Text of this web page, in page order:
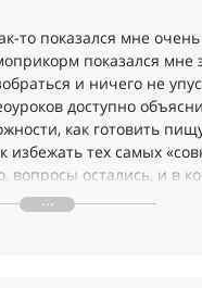
то показался мне
показался
и ничего не
доступно
как готовить
тех самых
остались, и в
и даже
спрашивать. Даже